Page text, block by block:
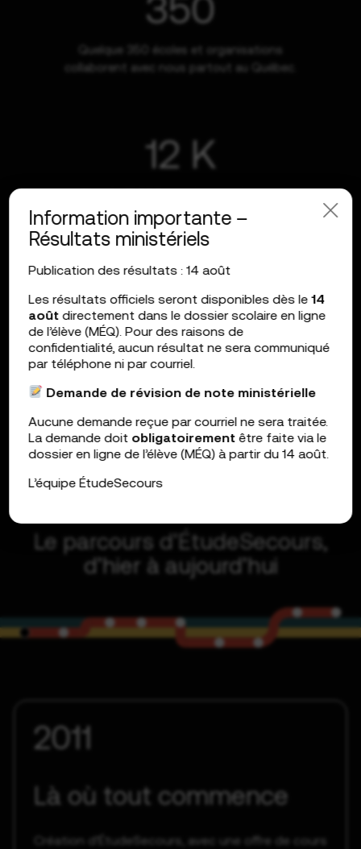
Quelque 350 écoles et organisations
collaborent avec nous partout au Québec.
12 K
situations d’apprentissage ont été créés
sur la plateforme par notre équipe de
conception pédagogique. Et ça continue!
Le parcours d’ÉtudeSecours,
d’hier à aujourd’hui
2011
Là où tout commence
Création d’ÉtudeSecours, avec une offre de cours
Information importante –
Résultats ministériels
Publication des résultats : 14 août
Les résultats officiels seront disponibles dès le14
août directement dans le dossier scolaire en ligne
de l’élève (MÉQ). Pour des raisons de
confidentialité, aucun résultat ne sera communiqué
par téléphone ni par courriel.
Demande de révision de note ministérielle
Aucune demande reçue par courriel ne sera traitée.
La demande doit obligatoirement être faite via le
dossier en ligne de l’élève (MÉQ) à partir du 14 août.
L’équipe ÉtudeSecours